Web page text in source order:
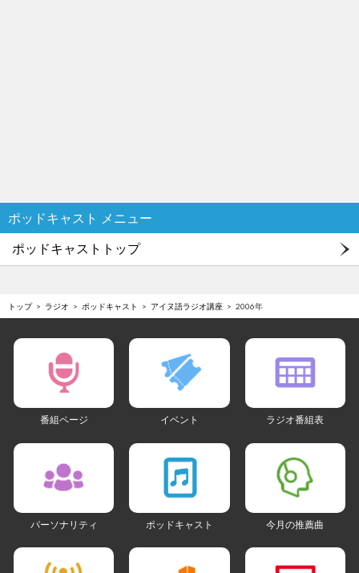
ポッドキャスト メニュー
ポッドキャストトップ
トップ ラジオ ポッドキャスト アイヌ語ラジオ講座 2006年
番組ページ イベント ラジオ番組表
パーソナリティ ポッドキャスト 今月の推薦曲